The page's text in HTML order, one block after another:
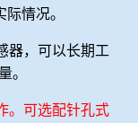
情况。
器，可以长期工
。
。可选配针孔式